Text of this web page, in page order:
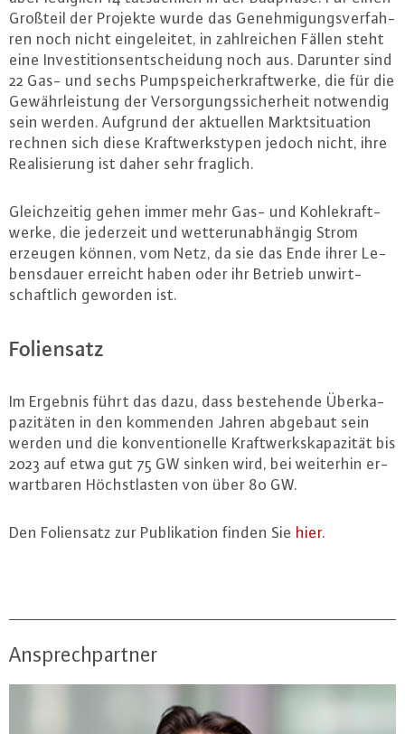
Großteil der Projekte wurde das Ge­neh­mi­gungs­ver­fah­
ren noch nicht ein­ge­lei­tet, in zahl­rei­chen Fällen steht
eine In­ves­ti­ti­ons­ent­schei­dung noch aus. Darunter sind
22 Gas- und sechs Pump­spei­cher­kraft­wer­ke, die für die
Ge­währ­leis­tung der Ver­sor­gungs­si­cher­heit notwendig
sein werden. Aufgrund der aktuellen Markt­si­tua­ti­on
rechnen sich diese Kraft­werk­s­ty­pen jedoch nicht, ihre
Rea­li­sie­rung ist daher sehr fraglich.
Gleich­zei­tig gehen immer mehr Gas- und Koh­le­kraft­
wer­ke, die jederzeit und wet­ter­un­ab­hän­gig Strom
erzeugen können, vom Netz, da sie das Ende ihrer Le­
bens­dau­er erreicht haben oder ihr Betrieb un­wirt­
schaft­lich geworden ist.
Fo­li­en­satz
Im Ergebnis führt das dazu, dass be­ste­hen­de Über­ka­
pa­zi­tä­ten in den kommenden Jahren abgebaut sein
werden und die kon­ven­tio­nel­le Kraft­werks­ka­pa­zi­tät bis
2023 auf etwa gut 75 GW sinken wird, bei weiterhin er­
wart­ba­ren Höchst­las­ten von über 80 GW.
Den Fo­li­en­satz zur Pu­bli­ka­ti­on finden Sie hier.
Ansprechpartner